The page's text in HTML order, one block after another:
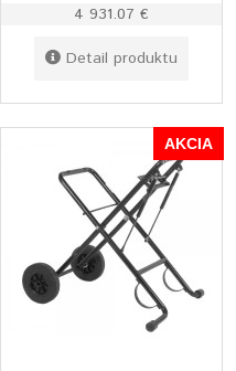
4 931.07 €
Detail produktu
AKCIA